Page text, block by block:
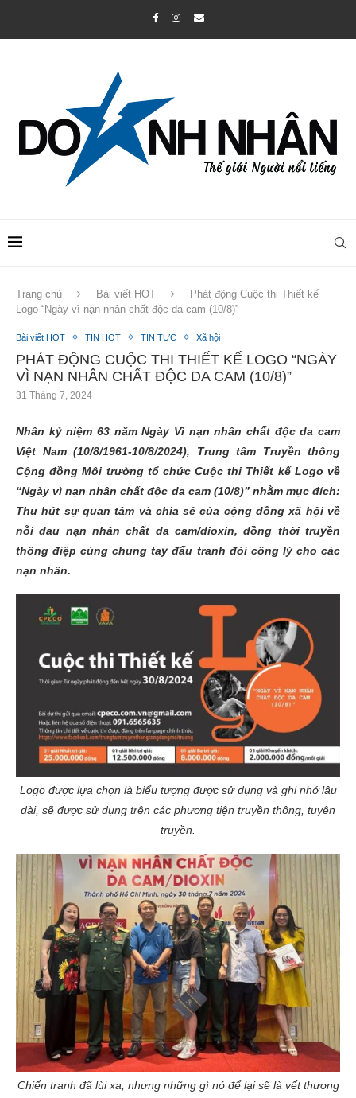
Trang chủ Bài viết HOT
Phát động Cuộc thi Thiết kế
Logo “Ngày vì nạn nhân chất độc da cam (10/8)”
Bài viết HOT TIN HOT TIN TỨC Xã hội
PHÁT ĐỘNG CUỘC THI THIẾT KẾ LOGO “NGÀY
VÌ NẠN NHÂN CHẤT ĐỘC DA CAM (10/8)”
31 Tháng 7, 2024
Nhân kỷniệm 63 năm Ngày Vì nạn nhân chất độc da cam
Việt Nam (10/8/1961-10/8/2024),
Trung tâm Truyền thông
Cộng đồng Môi trường tổ chứcCuộc thi Thiết kế Logo về
“Ngày vì nạn nhân chất độc da cam(10/8)” nhằm mục đích:
Thu hút sự quan tâm và chia sẻ của cộngđồngxã hội về
nỗi đau nạn nhân chất da cam/dioxin, đồng thời truyền
thông điệp cùng chung tay đấu tranh đòi công lý cho các
nạn nhân.
Logo được lựa chọn là biểu tượng được sử dụng và ghi nhớ lâu
dài, sẽ được sử dụng trên các phương tiện truyền thông, tuyên
truyền.
Chiến tranh đã lùi xa, nhưng những gì nó để lại sẽ là vết thương